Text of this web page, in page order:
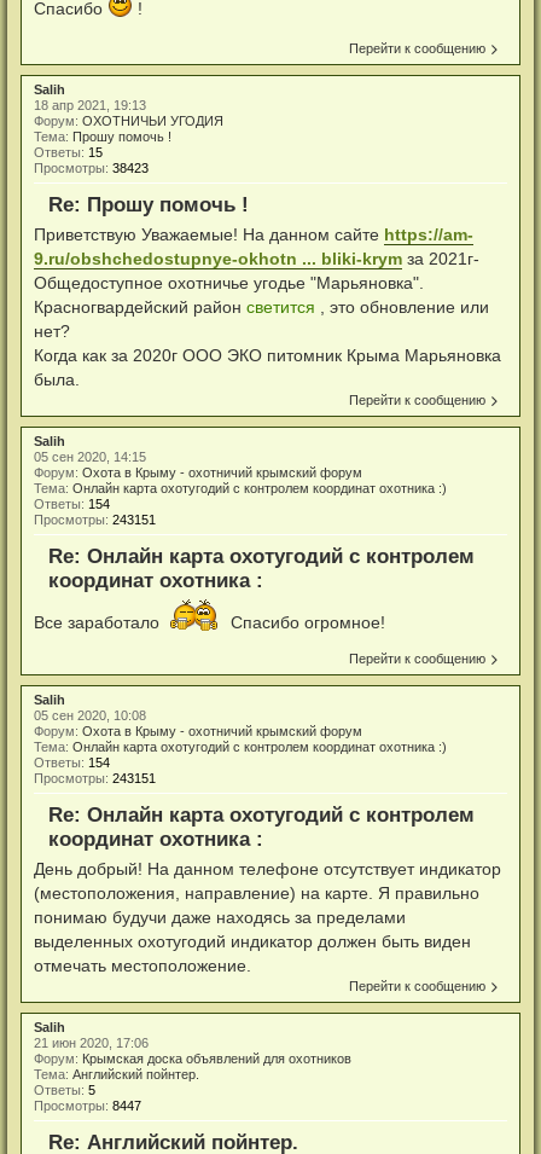
Спасибо !
Перейти к сообщению
Salih
18 апр 2021, 19:13
Форум:ОХОТНИЧЬИ УГОДИЯ
Тема: Прошу помочь !
Ответы: 15
Просмотры:38423
Re: Прошу помочь !
Приветствую Уважаемые! На данном сайте https://am-
9.ru/obshchedostupnye-okhotn ... bliki-krym за 2021г-
Общедоступное охотничье угодье "Марьяновка".
Красногвардейский районсветится , это обновление или
нет?
Когда как за 2020г ООО ЭКО питомник Крыма Марьяновка
была.
Перейти к сообщению
Salih
05 сен 2020, 14:15
Форум:Охота в Крыму - охотничий крымский форум
Тема:Онлайн карта охотугодий с контролем координат охотника :)
Ответы: 154
Просмотры:243151
Re: Онлайн карта охотугодий с контролем
координат охотника :
Все заработало Спасибо огромное!
Перейти к сообщению
Salih
05 сен 2020, 10:08
Форум:Охота в Крыму - охотничий крымский форум
Тема:Онлайн карта охотугодий с контролем координат охотника :)
Ответы: 154
Просмотры:243151
Re: Онлайн карта охотугодий с контролем
координат охотника :
День добрый! На данном телефоне отсутствует индикатор
(местоположения, направление) на карте. Я правильно
понимаю будучи даже находясь за пределами
выделенных охотугодий индикатор должен быть виден
отмечать местоположение.
Перейти к сообщению
Salih
21 июн 2020, 17:06
Форум: Крымская доска объявлений для охотников
Тема:Английский пойнтер.
Ответы:5
Просмотры:8447
Re: Английский пойнтер.